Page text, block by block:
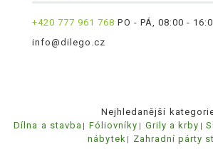
+420 777 961 768 PO - PÁ, 08:00 -
info@dilego.cz
Nejhledanější
Dílna a stavba
Fóliovníky Grily a krby
nábytek
Zahradní párty